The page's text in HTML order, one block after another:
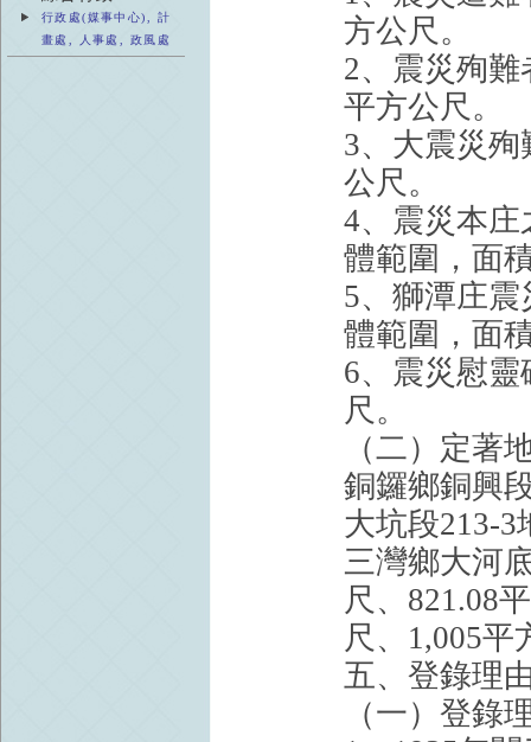
行政處(媒事中心), 計
畫處, 人事處, 政風處
方公尺。
2、震災殉
平方公尺。
3、大震災
公尺。
4、震災本
體範圍，面
5、獅潭庄
體範圍，面
6、震災慰
尺。
（二）定著
銅鑼鄉銅興
大坑段213-3
三灣鄉大河
尺、821.08
尺、1,005平
五、登錄理
（一）登錄